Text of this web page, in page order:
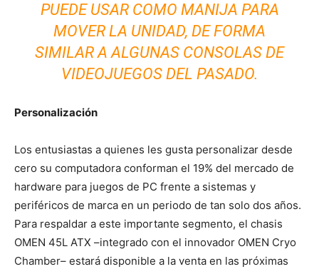
PUEDE USAR COMO MANIJA PARA
MOVER LA UNIDAD, DE FORMA
SIMILAR A ALGUNAS CONSOLAS DE
VIDEOJUEGOS DEL PASADO.
Personalización
Los entusiastas a quienes les gusta personalizar desde
cero su computadora conforman el 19% del mercado de
hardware para juegos de PC frente a sistemas y
periféricos de marca en un periodo de tan solo dos años.
Para respaldar a este importante segmento, el chasis
OMEN 45L ATX –integrado con el innovador OMEN Cryo
Chamber– estará disponible a la venta en las próximas